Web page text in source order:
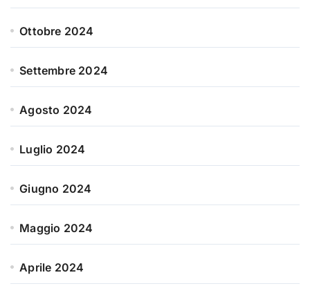
Ottobre 2024
Settembre 2024
Agosto 2024
Luglio 2024
Giugno 2024
Maggio 2024
Aprile 2024